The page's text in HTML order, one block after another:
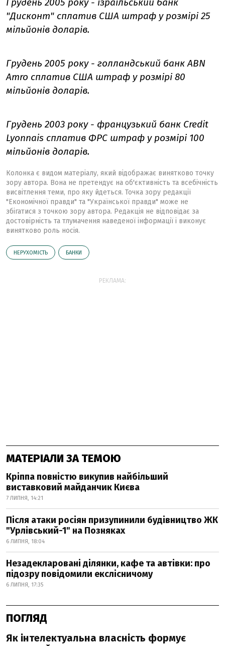
"Дисконт" сплатив США штраф у розмірі 25
мільйонів доларів.
Грудень 2005 року - голландський банк ABN
Amro сплатив США штраф у розмірі 80
мільйонів доларів.
Грудень 2003 року - французький банк Credit
Lyonnais сплатив ФРС штраф у розмірі 100
мільйонів доларів.
Колонка є видом матеріалу, який відображає винятково точку
зору автора. Вона не претендує на об'єктивність та всебічність
висвітлення теми, про яку йдеться. Точка зору редакції
"Економічної правди" та "Української правди" може не
збігатися з точкою зору автора. Редакція не відповідає за
достовірність та тлумачення наведеної інформації і виконує
винятково роль носія.
НЕРУХОМІСТЬ БАНКИ
РЕКЛАМА:
МАТЕРІАЛИ ЗА ТЕМОЮ
Кріппа повністю викупив найбільший
виставковий майданчик Києва
7 ЛИПНЯ, 14:21
Після атаки росіян призупинили будівництво ЖК
"Урлівський-1" на Позняках
6 ЛИПНЯ, 18:04
Незадекларовані ділянки, кафе та автівки: про
підозру повідомили екслісничому
6 ЛИПНЯ, 17:35
ПОГЛЯД
Як інтелектуальна власність формує